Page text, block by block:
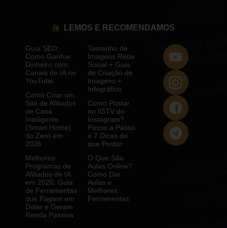
LEMOS E RECOMENDAMOS
Guia SEO:
Como Ganhar
Dinheiro com
Canais de IA no
YouTube
Como Criar um
Site de Afiliados
de Casa
Inteligente
(Smart Home)
do Zero em
2026
Melhores
Programas de
Afiliados de IA
em 2026: Guia
de Ferramentas
que Pagam em
Dólar e Geram
Renda Passiva
Tamanho de
Imagens Rede
Social + Guia
de Criação de
Imagens +
Infográfico
Como Postar
no IGTV do
Instagram?
Passo a Passo
e 7 Dicas do
que Postar
O Que São
Aulas Online?
Como Dar
Aulas e
Melhores
Ferramentas